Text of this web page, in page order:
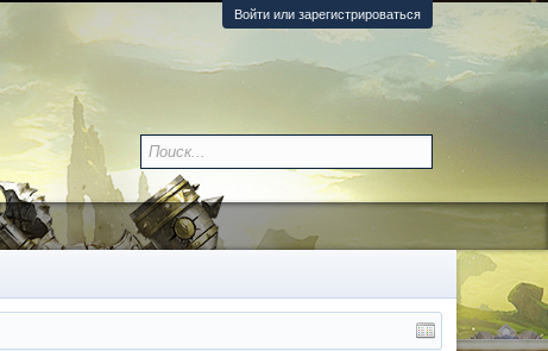
Войти или зарегистрироваться